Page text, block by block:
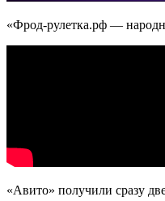
«Фрод-рулетка.рф —
«Авито» получили сразу